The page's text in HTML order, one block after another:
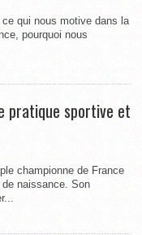
ce qui nous motive dans la
pourquoi nous
pratique sportive et
championne de France
naissance. Son